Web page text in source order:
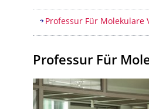
Inhaltsverzeichnis
Professur Für Molekulare
Professur Für